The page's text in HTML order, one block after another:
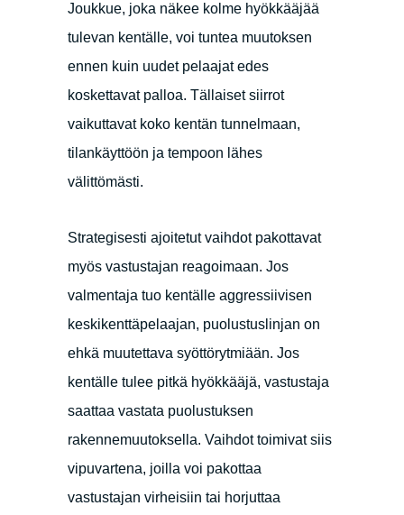
Joukkue, joka näkee kolme hyökkääjää
tulevan kentälle, voi tuntea muutoksen
ennen kuin uudet pelaajat edes
koskettavat palloa. Tällaiset siirrot
vaikuttavat koko kentän tunnelmaan,
tilankäyttöön ja tempoon lähes
välittömästi.
Strategisesti ajoitetut vaihdot pakottavat
myös vastustajan reagoimaan. Jos
valmentaja tuo kentälle aggressiivisen
keskikenttäpelaajan, puolustuslinjan on
ehkä muutettava syöttörytmiään. Jos
kentälle tulee pitkä hyökkääjä, vastustaja
saattaa vastata puolustuksen
rakennemuutoksella. Vaihdot toimivat siis
vipuvartena, joilla voi pakottaa
vastustajan virheisiin tai horjuttaa